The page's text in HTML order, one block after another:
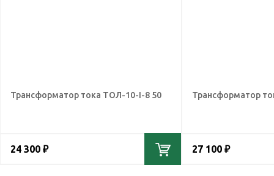
Трансформатор тока ТОЛ-10-I-8 50
24 300 ₽
Трансформатор
27 100 ₽